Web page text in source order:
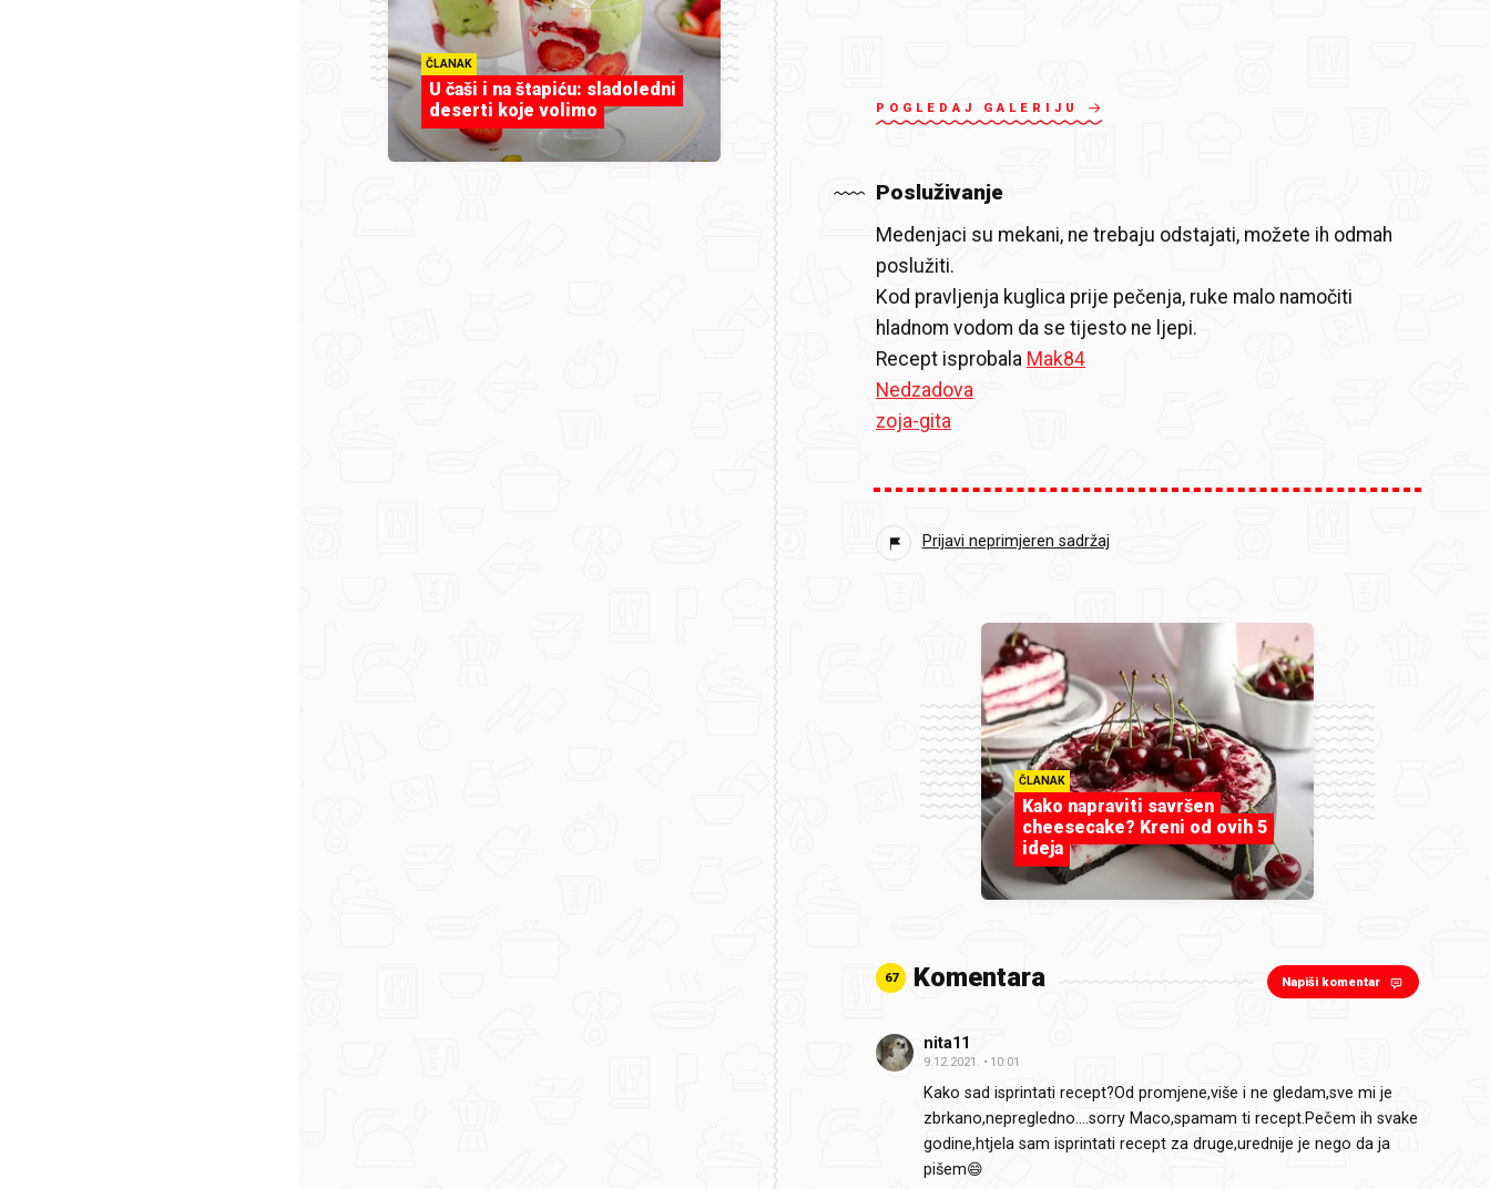
ČLANAK
U čaši i na štapiću: sladoledni
deserti koje volimo
POGLEDAJ GALERIJU
Posluživanje
Medenjaci su mekani, ne trebaju odstajati, možete ih odmah
poslužiti.
Kod pravljenja kuglica prije pečenja, ruke malo namočiti
hladnom vodom da se tijesto ne ljepi.
Recept isprobala Mak84
Nedzadova
zoja-gita
Prijavi neprimjeren sadržaj
ČLANAK
Kako napraviti savršen
cheesecake? Kreni od ovih 5
ideja
67 Komentara Napiši komentar
nita11
9.12.2021. 10:01
Kako sad isprintati recept?Od promjene,više i ne gledam,sve mi je
zbrkano,nepregledno....sorry Maco,spamam ti recept.Pečem ih svake
godine,htjela sam isprintati recept za druge,urednije je nego da ja
pišem😄